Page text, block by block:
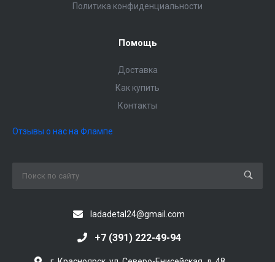
Политика конфиденциальности
Помощь
Доставка
Как купить
Контакты
Отзывы о нас на Флампе
ladadetal24@gmail.com
+7 (391) 222-49-94